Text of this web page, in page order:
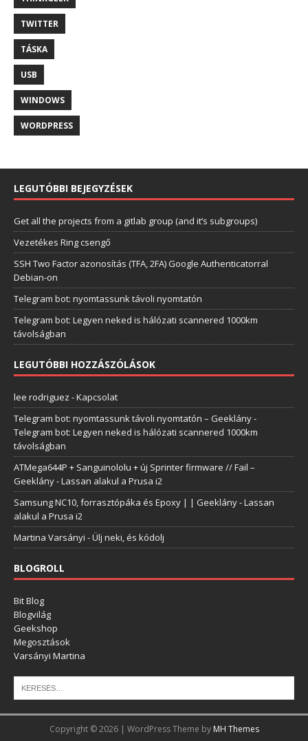
TWITTER
TÁSKA
USB
WINDOWS
WORDPRESS
LEGUTÓBBI BEJEGYZÉSEK
Get all the projects from a gitlab group (and it’s subgroups)
Vezetékes Ring csengő
SSH Two Factor azonosítás (TFA, 2FA) Google Authenticatorral
Debian-on
Telegram bot: nyomtassunk távoli nyomtatón
Telegram bot: Legyen neked is hálózati scannered 1000km
távolságban
LEGUTÓBBI HOZZÁSZÓLÁSOK
lee rodriguez -Kapcsolat
Telegram bot: nyomtassunk távoli nyomtatón – Geeklány-
Telegram bot: Legyen neked is hálózati scannered 1000km
távolságban
ATMega644P + Sanguinololu + új Sprinter firmware // Fail –
Geeklány-Lassan alakul a Prusa i2
Samsung NC10, forrasztópáka és Epoxy | | Geeklány-Lassan
alakul a Prusa i2
Martina Varsányi -Ülj neki, és kódolj
BLOGROLL
Bit Blog
Blogvilág
Geekshop
Megosztások
Varsányi Martina
Copyright © 2026 | WordPress Theme by MH Themes